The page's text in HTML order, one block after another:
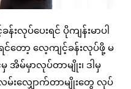
လုပ်ပေးရင် ပိုကျန်းမာပါ
င်တော့ လေ့ကျင့်ခန်းလုပ်ဖို့ မ
မှ အိမ်မှာလုပ်တာမျိုး၊ ဒါမှ
းလျှောက်တာမျိုးတွေ လုပ်